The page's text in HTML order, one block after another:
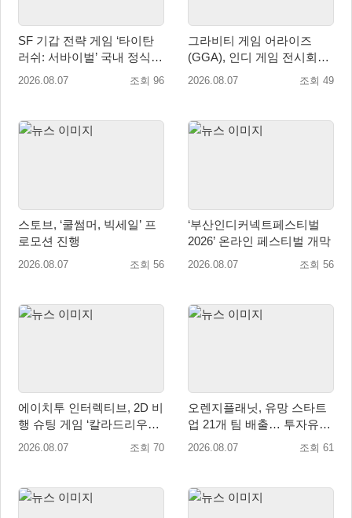
SF 기갑 전략 게임 ‘타이탄
러쉬: 서바이벌’ 국내 정식
출시
2026.08.07 조회 96
그라비티 게임 어라이즈
(GGA), 인디 게임 전시회
‘도쿄 게임 던전 13’ 참가!
2026.08.07 조회 49
스토브, ‘쿨썸머, 빅세일’ 프
로모션 진행
2026.08.07 조회 56
‘부산인디커넥트페스티벌
2026’ 온라인 페스티벌 개막
2026.08.07 조회 56
에이치투 인터렉티브, 2D 비
행 슈팅 게임 ‘칼라드리우스
2/다크 엘레멘트’ 올 겨울 전
2026.08.07 조회 70
오렌지플래닛, 유망 스타트
업 21개 팀 배출… 투자유치∙
매출성장 성과 눈길
2026.08.07 조회 61